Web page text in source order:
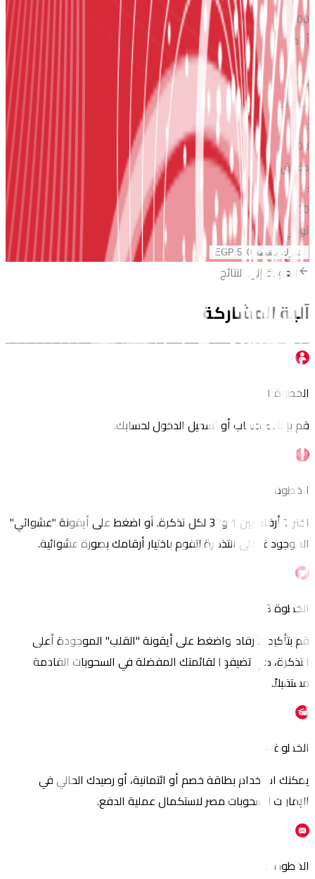
00
أيام
:
00
ساعات
:
00
دقائق
:
00
ثواني
شارك بـقيمة EGP 500
العودة إلى النتائج
آلية المشاركة
الخطوة 1
قم بإنشاء حساب أو تسجيل الدخول لحسابك.
الخطوة 2
اختر 7 أرقام بين 1 و37 لكل تذكرة. أو اضغط على أيقونة "عشوائي"
الموجودة أعلى التذكرة لتقوم باختيار أرقامك بصورة عشوائية.
الخطوة 3
قم بتأكيد الأرقام واضغط على أيقونة "القلب" الموجودة أعلى
التذكرة، كي تضيفها لقائمتك المفضلة في السحوبات القادمة
مستقبلاً.
الخطوة 4
يمكنك استخدام بطاقة خصم أو ائتمانية، أو رصيدك الحالي في
الإمارات للسحوبات مصر لاستكمال عملية الدفع.
الخطوة 5